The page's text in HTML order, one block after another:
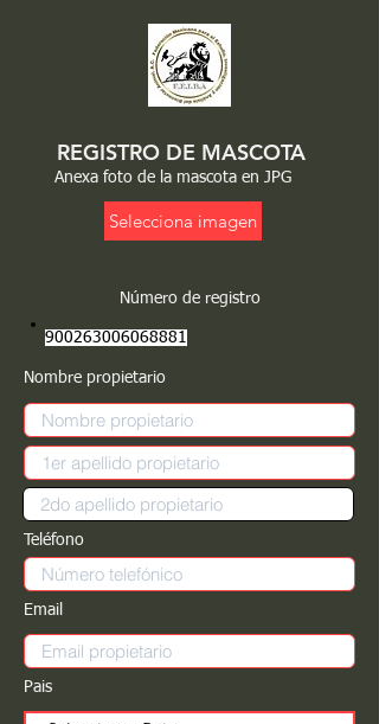
REGISTRO DE MASCOTA
Anexa foto de la mascota en JPG
Selecciona imagen
Número de registro
900263006068881
Nombre propietario
Teléfono
Email
Pais